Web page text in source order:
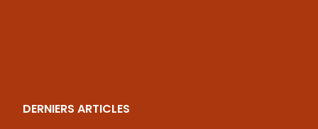
DERNIERS ARTICLES